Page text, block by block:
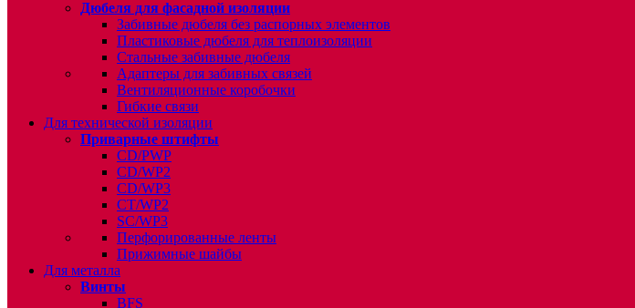
Дюбеля для фасадной изоляции
Забивные дюбеля без распорных элементов
Пластиковые дюбеля для теплоизоляции
Стальные забивные дюбеля
Адаптеры для забивных связей
Вентиляционные коробочки
Гибкие связи
Для технической изоляции
Приварные штифты
CD/PWP
CD/WP2
CD/WP3
CT/WP2
SC/WP3
Перфорированные ленты
Прижимные шайбы
Для металла
Винты
BFS